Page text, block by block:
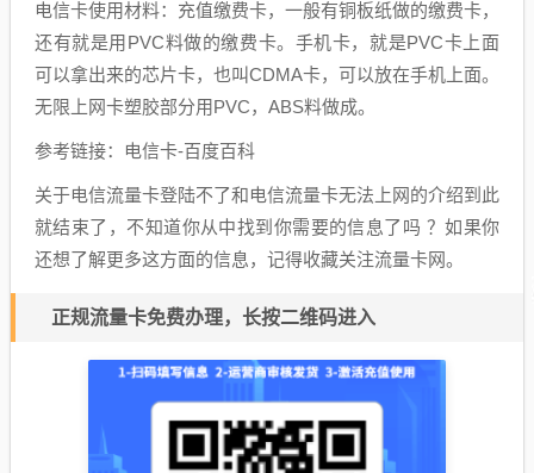
电信卡使用材料：充值缴费卡，一般有铜板纸做的缴费卡，
还有就是用PVC料做的缴费卡。手机卡，就是PVC卡上面
可以拿出来的芯片卡，也叫CDMA卡，可以放在手机上面。
无限上网卡塑胶部分用PVC，ABS料做成。
参考链接：电信卡-百度百科
关于电信流量卡登陆不了和电信流量卡无法上网的介绍到此
就结束了，不知道你从中找到你需要的信息了吗 ？如果你
还想了解更多这方面的信息，记得收藏关注流量卡网。
正规流量卡免费办理，长按二维码进入